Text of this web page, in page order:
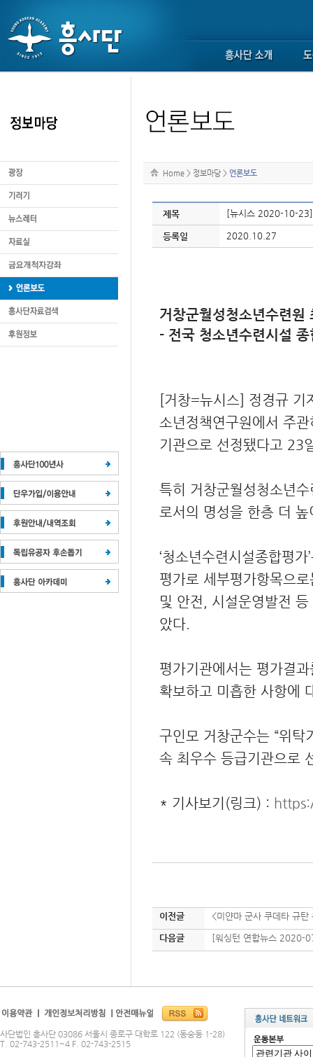
Home > 정보마당 > 언론보도
제목 [뉴시스 2020-10-23]
등록일 2020.10.27
거창군월성청소년수련원
- 전국 청소년수련시설
[거창=뉴시스] 정경규 기
소년정책연구원에서 주
기관으로 선정됐다고 23
특히 거창군월성청소년
로서의 명성을 한층 더 높
‘청소년수련시설종합평
평가로 세부평가항목으
및 안전, 시설운영발전
았다.
평가기관에서는 평가결
확보하고 미흡한 사항에
구인모 거창군수는 “위
속 최우수 등급기관으로
* 기사보기(링크) :
이전글 <미얀마 군사 쿠데타 규탄
다음글 [워싱턴 연합뉴스 2020-
사단법인 흥사단 03086 서울시 종로구 대학로 122 (동숭동 1-28)
T. 02-743-2511~4 F. 02-743-2515